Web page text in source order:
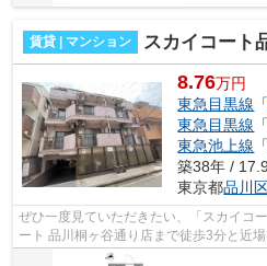
賃貸 | マンション スカイコート
8.76万円
東急目黒線
東急目黒線
東急池上線 「
築38年 /
東京都品川
ぜひ一度見ていただきたい、「スカイコ
ート 品川桐ヶ谷通り店まで徒歩3分と近
こちらは徒歩7分に立地する物件です。...